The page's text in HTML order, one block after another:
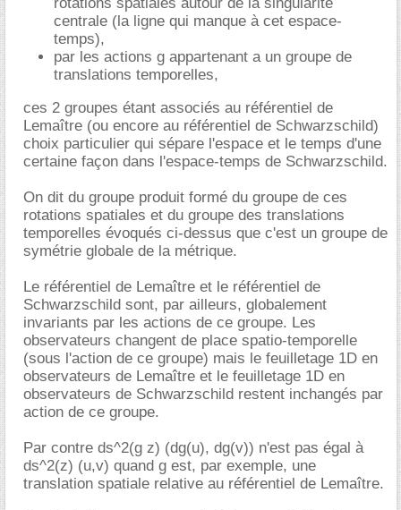
centrale (la ligne qui manque à cet espace-
temps),
par les actions g appartenant a un groupe de
translations temporelles,
ces 2 groupes étant associés au référentiel de
Lemaître (ou encore au référentiel de Schwarzschild)
choix particulier qui sépare l'espace et le temps d'une
certaine façon dans l'espace-temps de Schwarzschild.
On dit du groupe produit formé du groupe de ces
rotations spatiales et du groupe des translations
temporelles évoqués ci-dessus que c'est un groupe de
symétrie globale de la métrique.
Le référentiel de Lemaître et le référentiel de
Schwarzschild sont, par ailleurs, globalement
invariants par les actions de ce groupe. Les
observateurs changent de place spatio-temporelle
(sous l'action de ce groupe) mais le feuilletage 1D en
observateurs de Lemaître et le feuilletage 1D en
observateurs de Schwarzschild restent inchangés par
action de ce groupe.
Par contre ds^2(g z) (dg(u), dg(v)) n'est pas égal à
ds^2(z) (u,v) quand g est, par exemple, une
translation spatiale relative au référentiel de Lemaître.